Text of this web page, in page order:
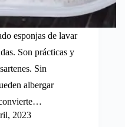
esponjas de lavar
Son prácticas y
Sin
albergar
convierte…
2023